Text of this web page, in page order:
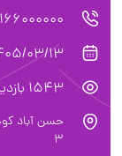
03/13 - 15:57
1543 بازدید
حسن آباد
3